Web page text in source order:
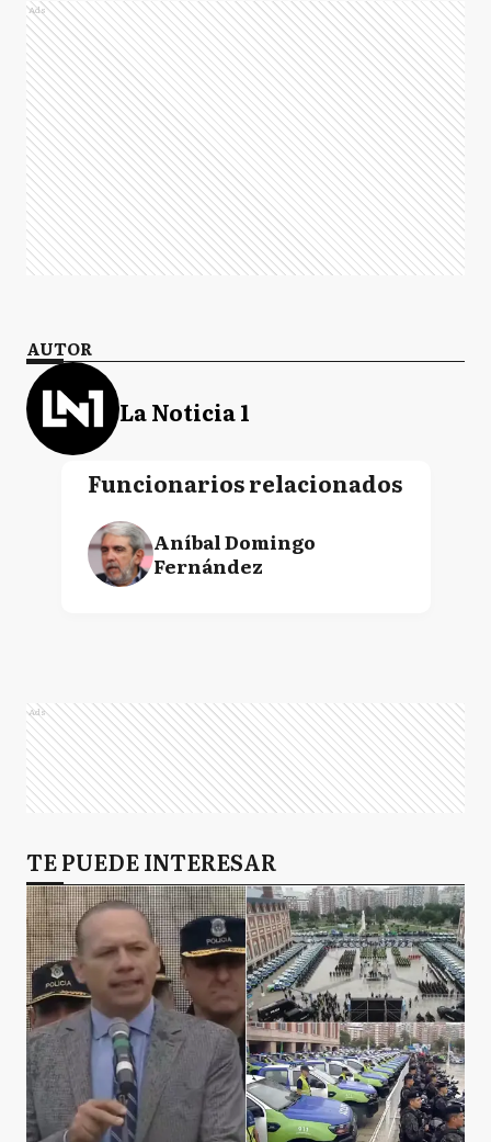
Ads
AUTOR
La Noticia 1
Funcionarios relacionados
Aníbal Domingo
Fernández
Ads
TE PUEDE INTERESAR